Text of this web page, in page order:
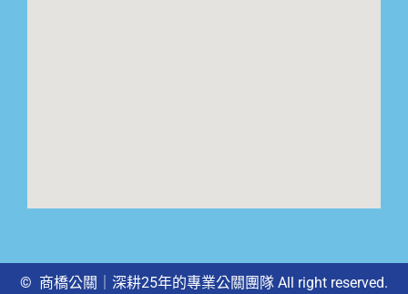
© 商橋公關｜深耕25年的專業公關團隊 All right reserved.